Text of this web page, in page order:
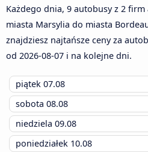
Każdego dnia, 9 autobusy z 2
miasta Marsylia do miasta
znajdziesz najtańsze ceny za
od 2026-08-07 i na kolejne dni.
piątek 07.08
sobota 08.08
niedziela 09.08
poniedziałek 10.08